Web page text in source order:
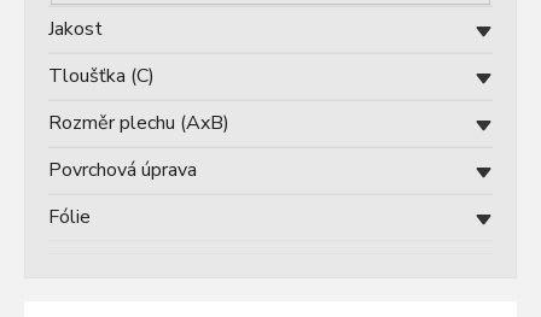
Fólie
Jakost
Povrchová úprava
Rozměr plechu (AxB)
Tloušťka (C)